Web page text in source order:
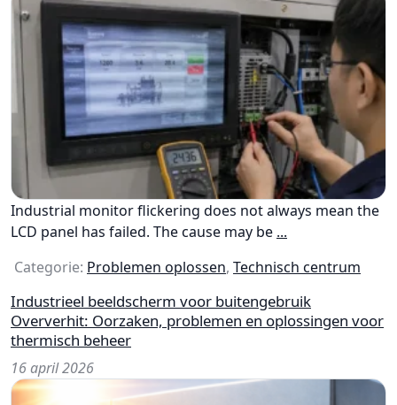
Industrial monitor flickering does not always mean the
LCD panel has failed. The cause may be ...
Categorie: Problemen oplossen, Technisch centrum
Industrieel beeldscherm voor buitengebruik
Oververhit: Oorzaken, problemen en oplossingen voor
thermisch beheer
16 april 2026